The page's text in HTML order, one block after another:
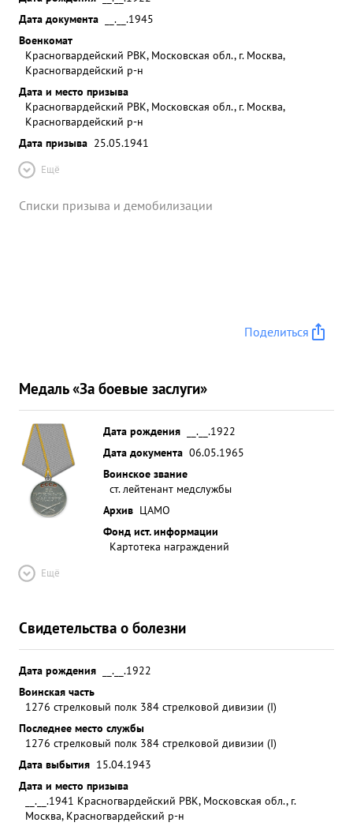
Дата документа
__.__.1945
Военкомат
Красногвардейский РВК, Московская обл., г. Москва,
Красногвардейский р-н
Дата и место призыва
Красногвардейский РВК, Московская обл., г. Москва,
Красногвардейский р-н
Дата призыва 25.05.1941
Ещё
Списки призыва и демобилизации
Поделиться
Медаль «За боевые заслуги»
Дата рождения
__.__.1922
Дата документа 06.05.1965
Воинское звание
ст. лейтенант медслужбы
Архив ЦАМО
Фонд ист. информации
Картотека награждений
Ещё
Свидетельства о болезни
Дата рождения
__.__.1922
Воинская часть
1276 стрелковый полк 384 стрелковой дивизии (I)
Последнее место службы
1276 стрелковый полк 384 стрелковой дивизии (I)
Дата выбытия 15.04.1943
Дата и место призыва
__.__.1941 Красногвардейский РВК, Московская обл., г.
Москва, Красногвардейский р-н